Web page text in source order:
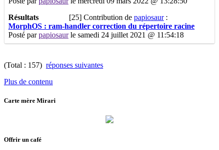
Résultats
[25] Contribution depapiosaur:
MorphOS : ram-handler correction du répertoire racine
Posté parpapiosaurle samedi 24 juillet 2021 @ 11:54:18
(Total : 157) réponses suivantes
Plus de contenu
Carte mère Mirari
Offrir un café